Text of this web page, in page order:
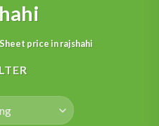
price in rajshahi